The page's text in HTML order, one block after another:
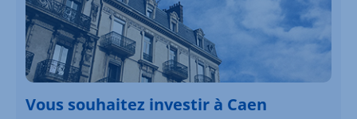
Vous souhaitez investir à Caen